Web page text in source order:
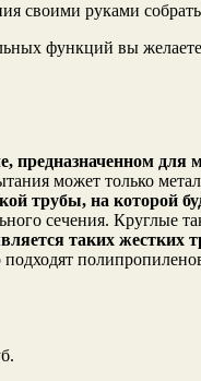
своими руками
функций вы
предназначенном
может только
трубы, на которой
сечения. Круглые
таких жестких
подходят